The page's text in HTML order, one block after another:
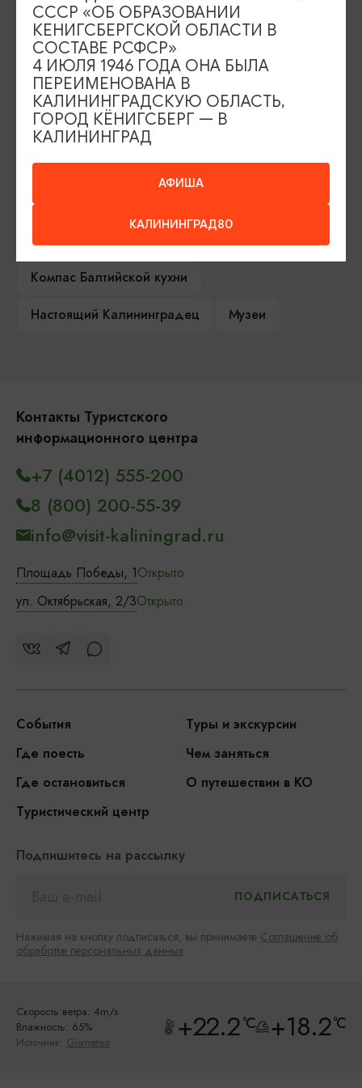
Серебряное ожерелье
Туры и экскурсии
Афиша мероприятий
Сувениры
Гостевая книга
Гиды и экскурсоводы
Достопримечательности
Рестораны
Компас Балтийской кухни
Настоящий Калининградец
Музеи
Контакты Туристского
информационного центра
Площадь Победы, 1Открыто
ул. Октябрьская, 2/3Открыто
+7 (4012) 555-200
8 (800) 200-55-39
info@visit-kaliningrad.ru
События
Туры и экскурсии
Где поесть
Чем заняться
Где остановиться
О путешествии в КО
Туристический центр
Подпишитесь на рассылку
Нажимая на кнопку подписаться, вы принимаете Соглашение об
обработке персональных данных
Скорость ветра: 4m/s
Влажность: 65%
Источник: Gismeteo +22.2°C +18.2°C
АФИША
КАЛИНИНГРАД80
СССР «ОБ ОБРАЗОВАНИИ
КЕНИГСБЕРГСКОЙ ОБЛАСТИ В
СОСТАВЕ РСФСР»
4 ИЮЛЯ 1946 ГОДА ОНА БЫЛА
ПЕРЕИМЕНОВАНА В
КАЛИНИНГРАДСКУЮ ОБЛАСТЬ,
ГОРОД КЁНИГСБЕРГ — В
КАЛИНИНГРАД